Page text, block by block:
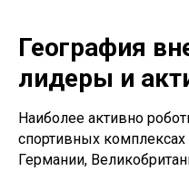
География
лидеры и
Наиболее активно
спортивных
Германии,